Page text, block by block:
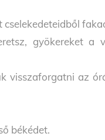
gyökereket a
visszaforgatni az
békédet.